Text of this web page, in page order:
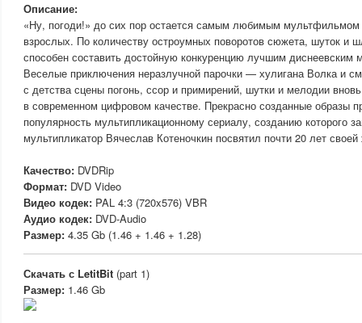
Описание:
«Ну, погоди!» до сих пор остается самым любимым мультфильмом
взрослых. По количеству остроумных поворотов сюжета, шуток и
способен составить достойную конкуренцию лучшим
Веселые приключения неразлучной парочки — хулигана Волка и
с детства сцены погонь, ссор и примирений, шутки и мелодии
в современном цифровом качестве. Прекрасно созданные образы
популярность мультипликационному сериалу, созданию которого
мультипликатор Вячеслав Котеночкин посвятил почти 20 лет
Качество: DVDRip
Формат: DVD Video
Видео кодек: PAL 4:3 (720x576) VBR
Аудио кодек: DVD-Audio
Размер: 4.35 Gb (1.46 + 1.46 + 1.28)
Скачать с LetitBit (part 1)
Размер: 1.46 Gb